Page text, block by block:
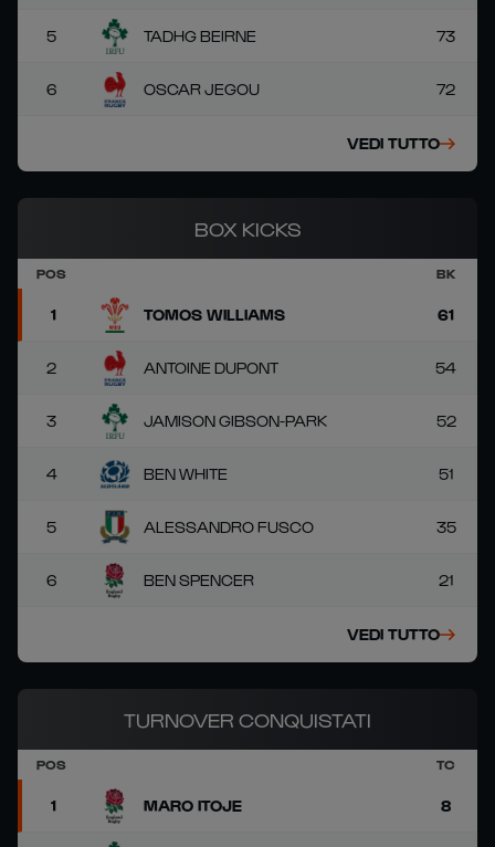
5 TADHG BEIRNE 73
6 OSCAR JEGOU 72
VEDI TUTTO
BOX KICKS
POS BK
1 TOMOS WILLIAMS 61
2 ANTOINE DUPONT 54
3 JAMISON GIBSON-PARK 52
4 BEN WHITE 51
5 ALESSANDRO FUSCO 35
6 BEN SPENCER 21
VEDI TUTTO
TURNOVER CONQUISTATI
POS TC
1 MARO ITOJE 8